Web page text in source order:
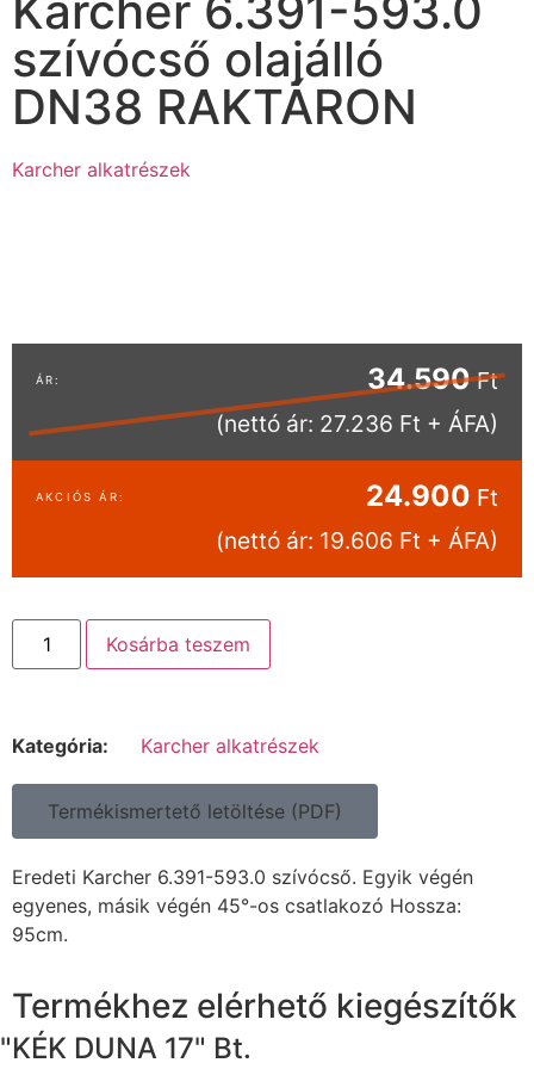
szívócső olajálló
DN38 RAKTÁRON
Karcher alkatrészek
34.590Ft
(nettó ár: 27.236 Ft + ÁFA)
24.900 Ft
(nettó ár: 19.606 Ft + ÁFA)
Kosárba teszem
Kategória: Karcher alkatrészek
Termékismertető letöltése (PDF)
Eredeti Karcher 6.391-593.0 szívócső. Egyik végén
egyenes, másik végén 45°-os csatlakozó Hossza:
95cm.
Termékhez elérhető kiegészítők
"KÉK DUNA 17" Bt.